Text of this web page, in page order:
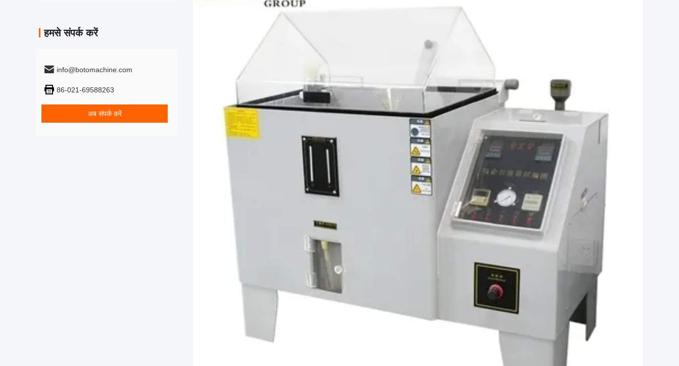
हमसे संपर्क करें
info@botomachine.com
86-021-69588263
अब संपर्क करें